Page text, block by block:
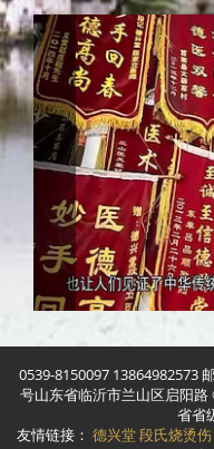
0539-8150097 13864982573
号山东省临沂市兰山区启阳
省省
友情链接： 德兴堂段氏烧烫伤